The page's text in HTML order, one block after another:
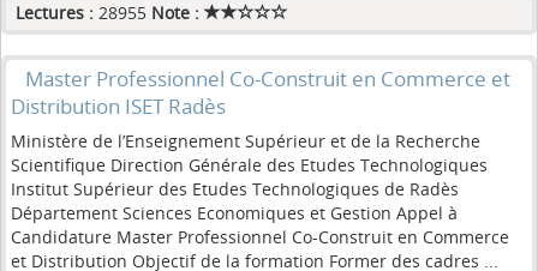
Lectures : 28955 Note :
Master Professionnel Co-Construit en Commerce et
Distribution ISET Radès
Ministère de l’Enseignement Supérieur et de la Recherche
Scientifique Direction Générale des Etudes Technologiques
Institut Supérieur des Etudes Technologiques de Radès
Département Sciences Economiques et Gestion Appel à
Candidature Master Professionnel Co-Construit en Commerce
et Distribution Objectif de la formation Former des cadres ...